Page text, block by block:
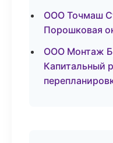
ООО Точмаш
Порошковая
ООО Монтаж
Капитальный